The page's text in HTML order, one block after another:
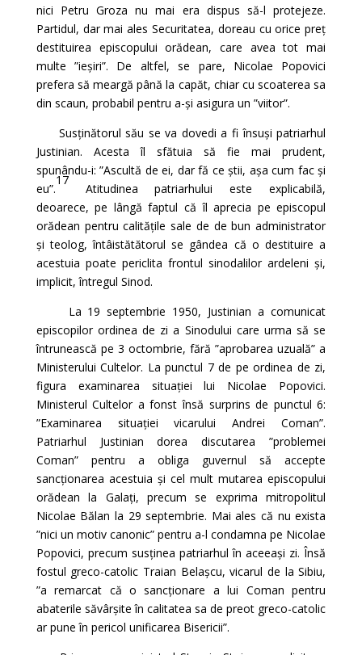
nici Petru Groza nu mai era dispus să-l protejeze.
Partidul, dar mai ales Securitatea, doreau cu orice preț
destituirea episcopului orădean, care avea tot mai
multe ”ieșiri”. De altfel, se pare, Nicolae Popovici
prefera să meargă până la capăt, chiar cu scoaterea sa
din scaun, probabil pentru a-și asigura un ”viitor”.
Susținătorul său se va dovedi a fi însuși patriarhul
Justinian. Acesta îl sfătuia să fie mai prudent,
spunându-i: ”Ascultă de ei, dar fă ce știi, așa cum fac și
eu”.
17
Atitudinea patriarhului este explicabilă,
deoarece, pe lângă faptul că îl aprecia pe episcopul
orădean pentru calitățile sale de de bun administrator
și teolog, întâistătătorul se gândea că o destituire a
acestuia poate periclita frontul sinodalilor ardeleni și,
implicit, întregul Sinod.
La 19 septembrie 1950, Justinian a comunicat
episcopilor ordinea de zi a Sinodului care urma să se
întrunească pe 3 octombrie, fără ”aprobarea uzuală” a
Ministerului Cultelor. La punctul 7 de pe ordinea de zi,
figura examinarea situației lui Nicolae Popovici.
Ministerul Cultelor a fonst însă surprins de punctul 6:
”Examinarea situației vicarului Andrei Coman”.
Patriarhul Justinian dorea discutarea ”problemei
Coman” pentru a obliga guvernul să accepte
sancționarea acestuia și cel mult mutarea episcopului
orădean la Galați, precum se exprima mitropolitul
Nicolae Bălan la 29 septembrie. Mai ales că nu exista
”nici un motiv canonic” pentru a-l condamna pe Nicolae
Popovici, precum susținea patriarhul în aceeași zi. Însă
fostul greco-catolic Traian Belașcu, vicarul de la Sibiu,
”a remarcat că o sancționare a lui Coman pentru
abaterile săvârșite în calitatea sa de preot greco-catolic
ar pune în pericol unificarea Bisericii”.